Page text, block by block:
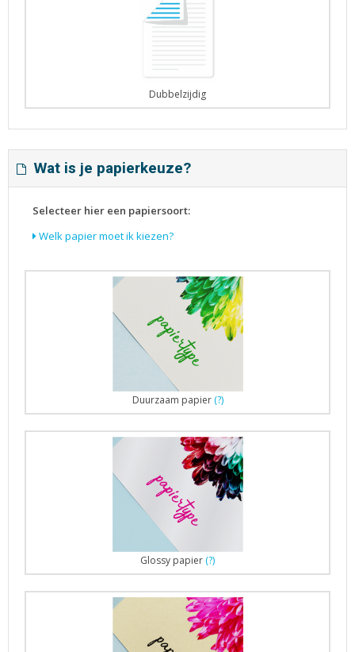
Dubbelzijdig
Wat is je papierkeuze?
Selecteer hier een papiersoort:
Welk papier moet ik kiezen?
Duurzaam papier (?)
Glossy papier (?)